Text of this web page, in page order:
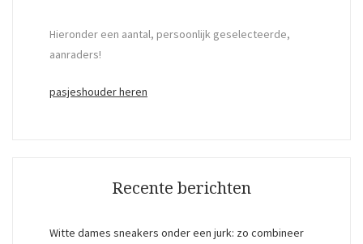
Hieronder een aantal, persoonlijk geselecteerde,
aanraders!
pasjeshouder heren
Recente berichten
Witte dames sneakers onder een jurk: zo combineer